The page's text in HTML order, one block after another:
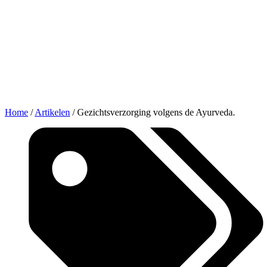
Home /Artikelen /Gezichtsverzorging volgens de Ayurveda.